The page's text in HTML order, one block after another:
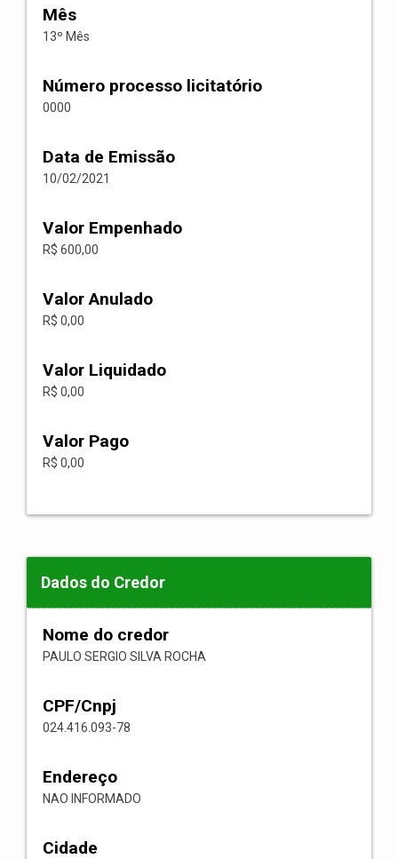
Mês
13º Mês
Número processo licitatório
0000
Data de Emissão
10/02/2021
Valor Empenhado
R$ 600,00
Valor Anulado
R$ 0,00
Valor Liquidado
R$ 0,00
Valor Pago
R$ 0,00
Dados do Credor
Nome do credor
PAULO SERGIO SILVA ROCHA
CPF/Cnpj
024.416.093-78
Endereço
NAO INFORMADO
Cidade